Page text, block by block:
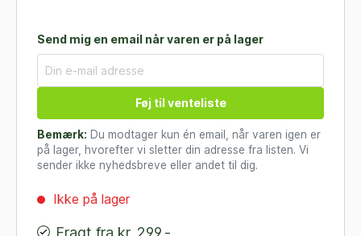
Send mig en email når varen er på lager
Føj til venteliste
Bemærk: Du modtager kun én email, når varen igen er
på lager, hvorefter vi sletter din adresse fra listen. Vi
sender ikke nyhedsbreve eller andet til dig.
Ikke på lager
Fragt fra kr. 299,-